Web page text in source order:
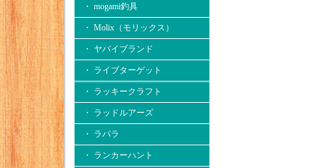
・ mogami釣具
・ Molix（モリックス）
・ ヤバイブランド
・ ライブターゲット
・ ラッキークラフト
・ ラッドルアーズ
・ ラパラ
・ ランカーハント